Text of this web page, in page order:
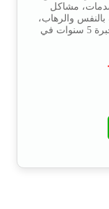
مشاكل
بالنفس والرهاب،
حاصلة على ماجستير علم النفس ولديها خبرة 5 سنوات في